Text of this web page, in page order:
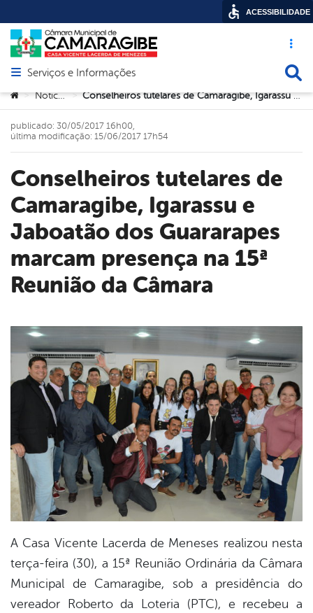
Acesso
Abrir menu principal de navegação
Serviços e Informações
Você está aqui:
> Noticias > Conselheiros tutelares de Camaragibe, Igarassu e Jaboatão dos Guararapes marcam presença na 15ª Reunião da Câmara
Conselheiros tutelares de
Camaragibe, Igarassu e
Jaboatão dos Guararapes
marcam presença na 15ª
Reunião da Câmara
publicado: 30/05/2017 16h00,
última modificação: 15/06/2017 17h54
A Casa Vicente Lacerda de Meneses realizou nesta
terça-feira (30), a 15ª Reunião Ordinária da Câmara
Municipal de Camaragibe, sob a presidência do
vereador Roberto da Loteria (PTC), e recebeu a
ACESSIBILIDADE